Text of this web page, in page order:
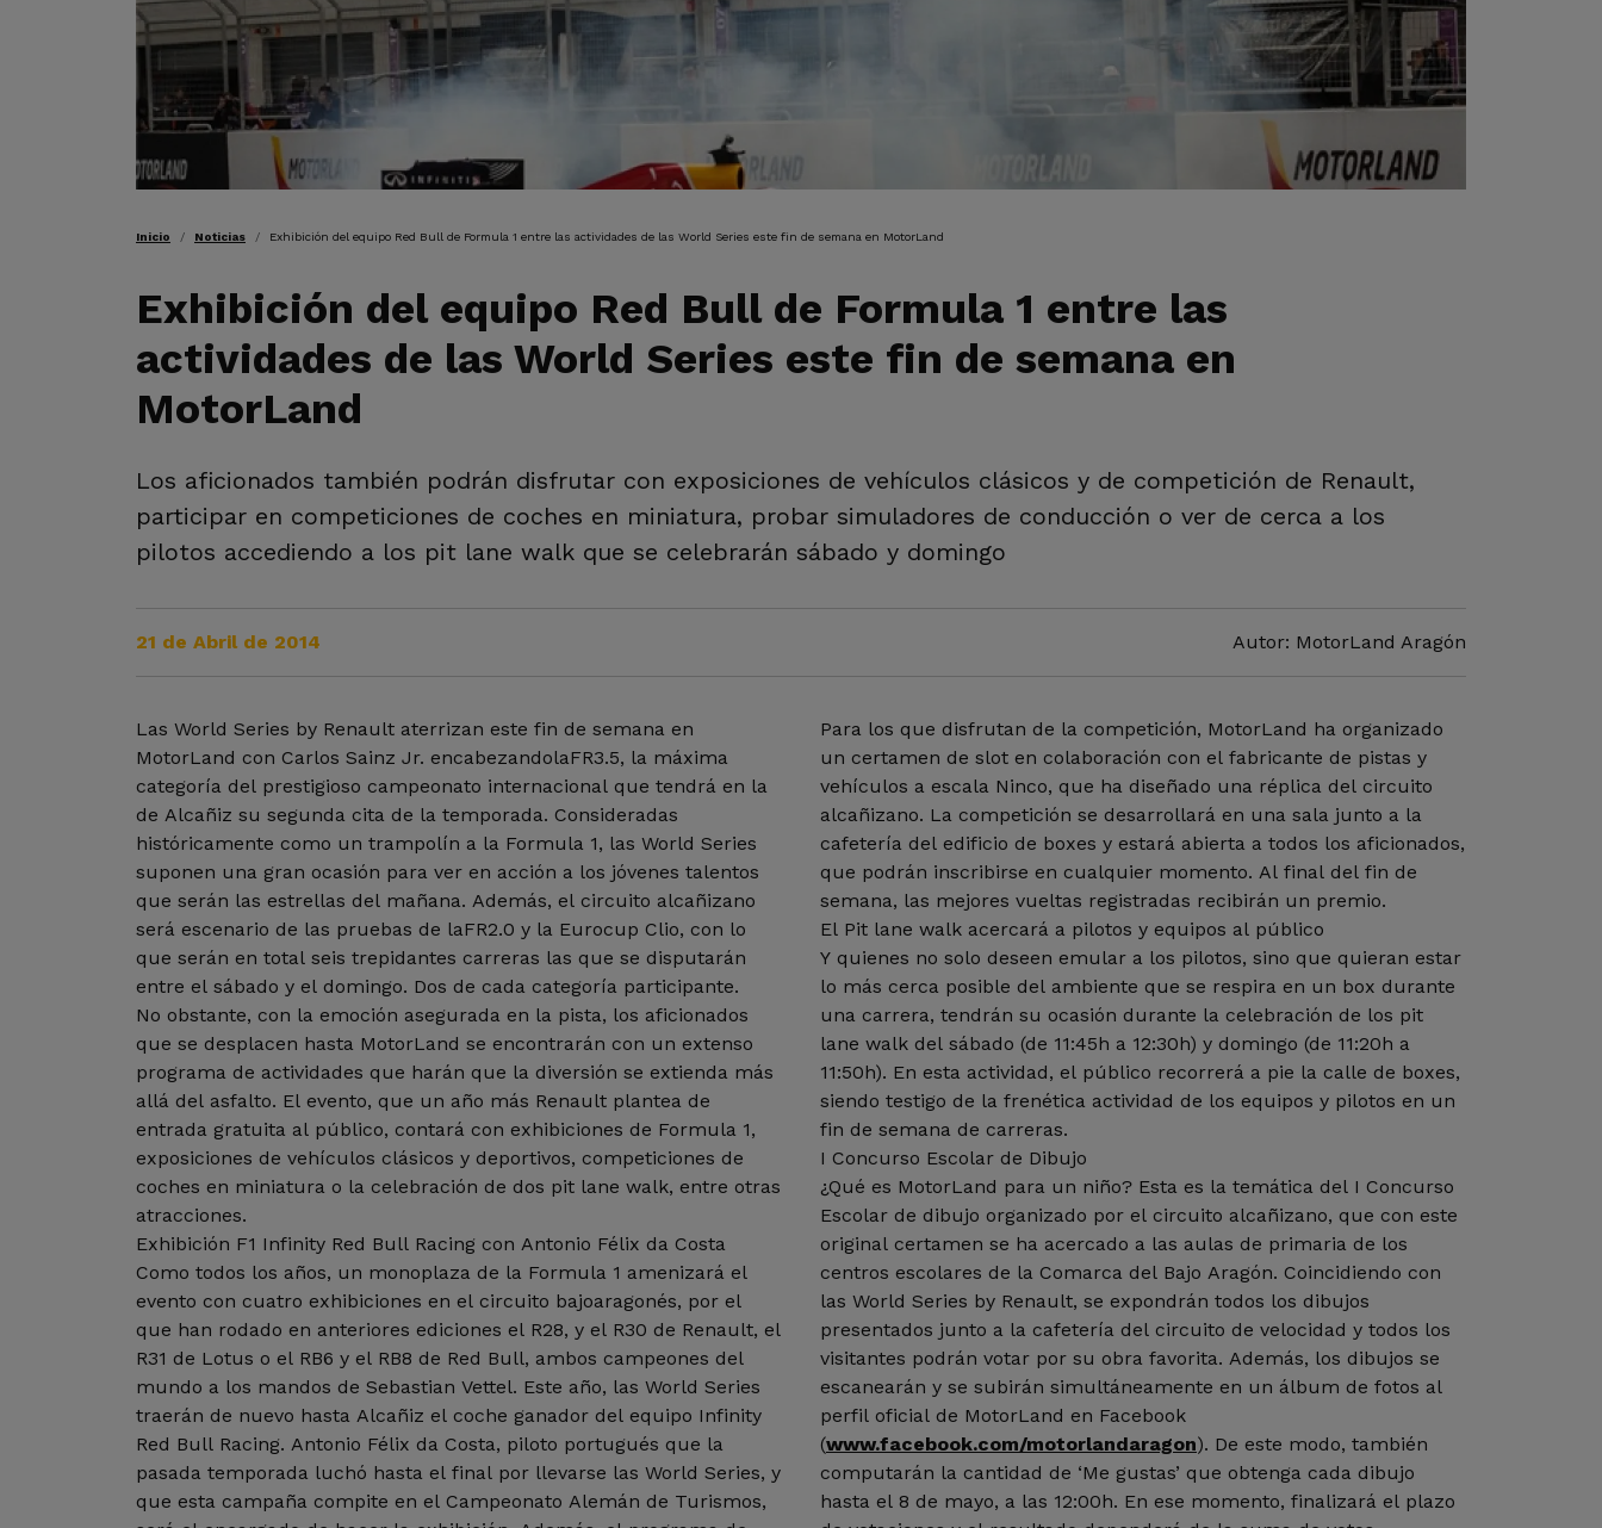
RUTA DE NAVEGACIÓN
Inicio Noticias Exhibición del equipo Red Bull de Formula 1 entre las actividades de las World Series este fin de semana en MotorLand
Exhibición del equipo Red Bull de Formula 1 entre las
actividades de las World Series este fin de semana en
MotorLand
Los aficionados también podrán disfrutar con exposiciones de vehículos clásicos y de competición de Renault,
participar en competiciones de coches en miniatura, probar simuladores de conducción o ver de cerca a los
pilotos accediendo a los pit lane walk que se celebrarán sábado y domingo
21 de Abril de 2014 Autor: MotorLand Aragón
Las World Series by Renault aterrizan este fin de semana en
MotorLand con Carlos Sainz Jr. encabezandolaFR3.5, la máxima
categoría del prestigioso campeonato internacional que tendrá en la
de Alcañiz su segunda cita de la temporada. Consideradas
históricamente como un trampolín a la Formula 1, las World Series
suponen una gran ocasión para ver en acción a los jóvenes talentos
que serán las estrellas del mañana. Además, el circuito alcañizano
será escenario de las pruebas de laFR2.0 y la Eurocup Clio, con lo
que serán en total seis trepidantes carreras las que se disputarán
entre el sábado y el domingo. Dos de cada categoría participante.
No obstante, con la emoción asegurada en la pista, los aficionados
que se desplacen hasta MotorLand se encontrarán con un extenso
programa de actividades que harán que la diversión se extienda más
allá del asfalto. El evento, que un año más Renault plantea de
entrada gratuita al público, contará con exhibiciones de Formula 1,
exposiciones de vehículos clásicos y deportivos, competiciones de
coches en miniatura o la celebración de dos pit lane walk, entre otras
atracciones.
Exhibición F1 Infinity Red Bull Racing con Antonio Félix da Costa
Como todos los años, un monoplaza de la Formula 1 amenizará el
evento con cuatro exhibiciones en el circuito bajoaragonés, por el
que han rodado en anteriores ediciones el R28, y el R30 de Renault, el
R31 de Lotus o el RB6 y el RB8 de Red Bull, ambos campeones del
mundo a los mandos de Sebastian Vettel. Este año, las World Series
traerán de nuevo hasta Alcañiz el coche ganador del equipo Infinity
Red Bull Racing. Antonio Félix da Costa, piloto portugués que la
pasada temporada luchó hasta el final por llevarse las World Series, y
que esta campaña compite en el Campeonato Alemán de Turismos,
Para los que disfrutan de la competición, MotorLand ha organizado
un certamen de slot en colaboración con el fabricante de pistas y
vehículos a escala Ninco, que ha diseñado una réplica del circuito
alcañizano. La competición se desarrollará en una sala junto a la
cafetería del edificio de boxes y estará abierta a todos los aficionados,
que podrán inscribirse en cualquier momento. Al final del fin de
semana, las mejores vueltas registradas recibirán un premio.
El Pit lane walk acercará a pilotos y equipos al público
Y quienes no solo deseen emular a los pilotos, sino que quieran estar
lo más cerca posible del ambiente que se respira en un box durante
una carrera, tendrán su ocasión durante la celebración de los pit
lane walk del sábado (de 11:45h a 12:30h) y domingo (de 11:20h a
11:50h). En esta actividad, el público recorrerá a pie la calle de boxes,
siendo testigo de la frenética actividad de los equipos y pilotos en un
fin de semana de carreras.
I Concurso Escolar de Dibujo
¿Qué es MotorLand para un niño? Esta es la temática del I Concurso
Escolar de dibujo organizado por el circuito alcañizano, que con este
original certamen se ha acercado a las aulas de primaria de los
centros escolares de la Comarca del Bajo Aragón. Coincidiendo con
las World Series by Renault, se expondrán todos los dibujos
presentados junto a la cafetería del circuito de velocidad y todos los
visitantes podrán votar por su obra favorita. Además, los dibujos se
escanearán y se subirán simultáneamente en un álbum de fotos al
perfil oficial de MotorLand en Facebook
(www.facebook.com/motorlandaragon). De este modo, también
computarán la cantidad de ‘Me gustas’ que obtenga cada dibujo
hasta el 8 de mayo, a las 12:00h. En ese momento, finalizará el plazo